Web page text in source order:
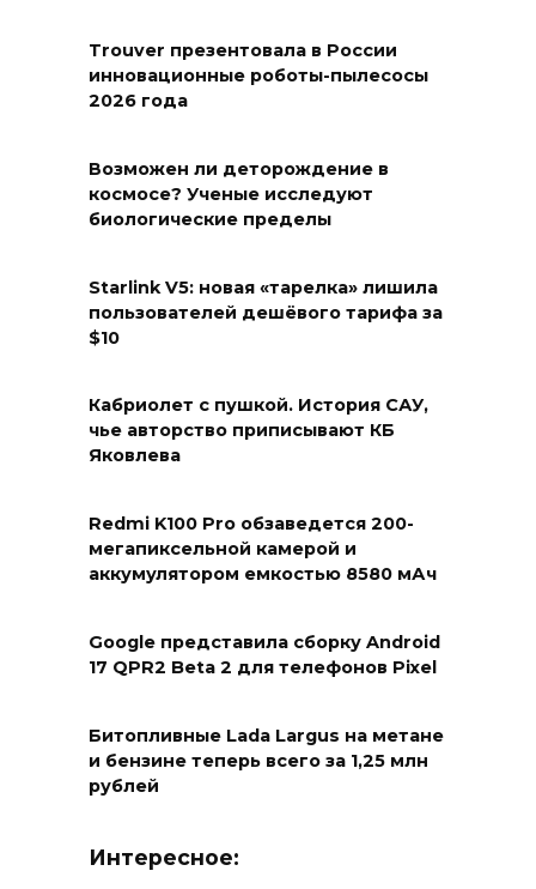
Trouver презентовала в России
инновационные роботы-пылесосы
2026 года
Возможен ли деторождение в
космосе? Ученые исследуют
биологические пределы
Starlink V5: новая «тарелка» лишила
пользователей дешёвого тарифа за
$10
Кабриолет с пушкой. История САУ,
чье авторство приписывают КБ
Яковлева
Redmi K100 Pro обзаведется 200-
мегапиксельной камерой и
аккумулятором емкостью 8580 мАч
Google представила сборку Android
17 QPR2 Beta 2 для телефонов Pixel
Битопливные Lada Largus на метане
и бензине теперь всего за 1,25 млн
рублей
Интересное: